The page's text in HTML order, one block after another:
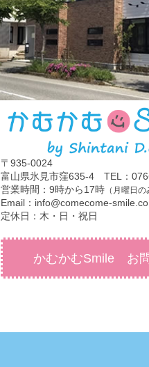
〒935-0024
富山県氷見市窪635-4 TEL：
営業時間：9時から17時 （月曜日
Email：info@comecome-
定休日：木・日・祝日
かむかむSmile お